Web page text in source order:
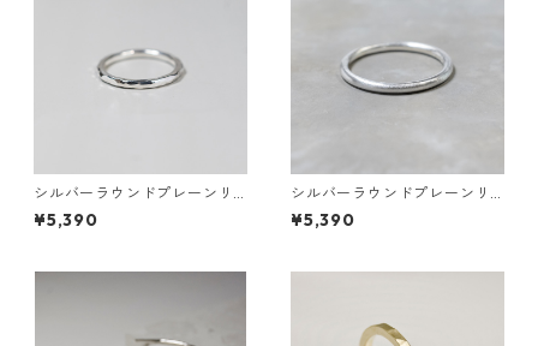
シルバーラウンドプレーンリ
ング 1.8mm幅 槌目｜FA-120
¥5,390
シルバーラウンドプレーンリ
ング 1.8mm幅 つや消し｜FA-1
19
¥5,390